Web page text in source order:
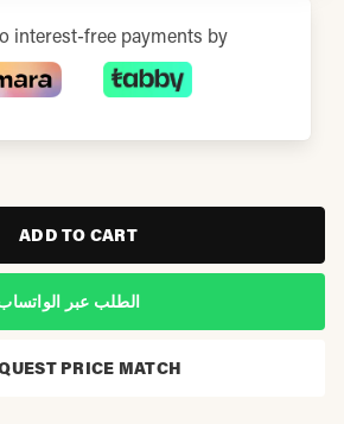
interest-free payments by
ADD TO CART
الطلب عبر
PRICE MATCH